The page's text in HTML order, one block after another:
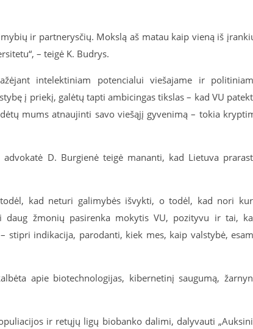
ir partnerysčių. Mokslą aš matau kaip vieną iš
– teigė K. Budrys.
intelektiniam potencialui viešajame ir
į priekį, galėtų tapti ambicingas tikslas – kad VU
mums atnaujinti savo viešąjį gyvenimą – tokia
D. Burgienė teigė mananti, kad Lietuva
kad neturi galimybės išvykti, o todėl, kad nori
daug žmonių pasirenka mokytis VU, pozityvu ir tai,
stipri indikacija, parodanti, kiek mes, kaip valstybė,
apie biotechnologijas, kibernetinį saugumą,
ir retųjų ligų biobanko dalimi, dalyvauti